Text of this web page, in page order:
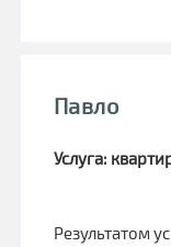
Павло
Услуга:
Результатом